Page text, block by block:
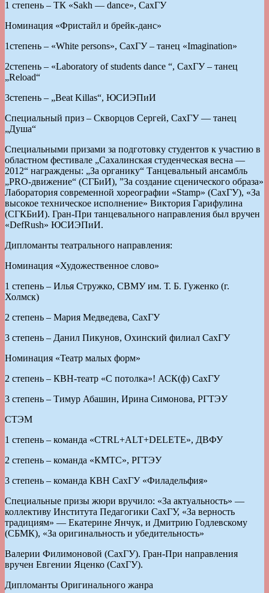
1 степень – ТК «Sakh — dance», СахГУ
Номинация «Фристайл и брейк-данс»
1степень – «White persons», СахГУ – танец «Imagination»
2степень – «Laboratory of students dance “, СахГУ – танец
„Reload“
3степень – „Beat Killas“, ЮСИЭПиИ
Специальный приз – Скворцов Сергей, СахГУ — танец
„Душа“
Специальными призами за подготовку студентов к участию в
областном фестивале „Сахалинская студенческая весна —
2012“ награждены: „За органику“ Танцевальный ансамбль
„PRO-движение“ (СГБиИ), ”За создание сценического образа»
Лаборатория современной хореографии «Stamp» (СахГУ), «За
высокое техническое исполнение» Виктория Гарифулина
(СГКБиИ). Гран-При танцевального направления был вручен
«DefRush» ЮСИЭПиИ.
Дипломанты театрального направления:
Номинация «Художественное слово»
1 степень – Илья Стружко, СВМУ им. Т. Б. Гуженко (г.
Холмск)
2 степень – Мария Медведева, СахГУ
3 степень – Данил Пикунов, Охинский филиал СахГУ
Номинация «Театр малых форм»
2 степень – КВН-театр «С потолка»! АСК(ф) СахГУ
3 степень – Тимур Абашин, Ирина Симонова, РГТЭУ
СТЭМ
1 степень – команда «CTRL+ALT+DELETE», ДВФУ
2 степень – команда «КМТС», РГТЭУ
3 степень – команда КВН СахГУ «Филадельфия»
Специальные призы жюри вручило: «За актуальность» —
коллективу Института Педагогики СахГУ, «За верность
традициям» — Екатерине Янчук, и Дмитрию Годлевскому
(СБМК), «За оригинальность и убедительность»
Валерии Филимоновой (СахГУ). Гран-При направления
вручен Евгении Яценко (СахГУ).
Дипломанты Оригинального жанра